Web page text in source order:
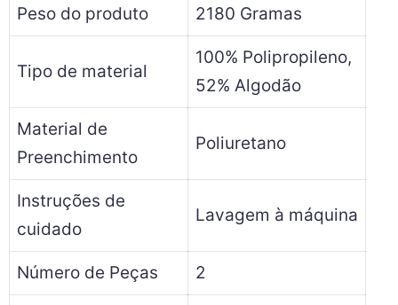
Peso do produto 2180 Gramas
Tipo de material
100% Polipropileno,
52% Algodão
Material de
Preenchimento
Poliuretano
Instruções de
cuidado
Lavagem à máquina
Número de Peças 2